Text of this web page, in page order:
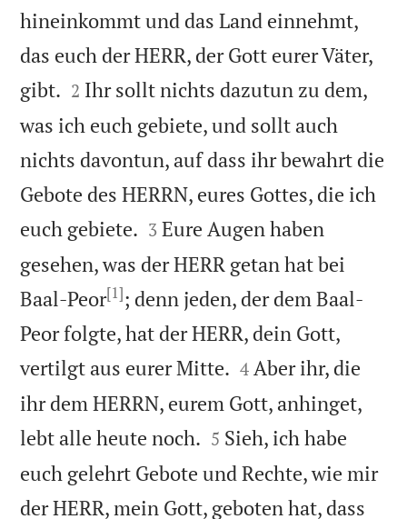
hineinkommt und das Land einnehmt,
das euch der HERR, der Gott eurer Väter,
gibt. 

2 Ihr sollt nichts dazutun zu dem,
was ich euch gebiete, und sollt auch
nichts davontun, auf dass ihr bewahrt die
Gebote des HERRN, eures Gottes, die ich
euch gebiete. 

3 Eure Augen haben
gesehen, was der HERR getan hat bei
Baal-Peor[1]; denn jeden, der dem Baal-
Peor folgte, hat der HERR, dein Gott,
vertilgt aus eurer Mitte. 

4 Aber ihr, die
ihr dem HERRN, eurem Gott, anhinget,
lebt alle heute noch. 

5 Sieh, ich habe
euch gelehrt Gebote und Rechte, wie mir
der HERR, mein Gott, geboten hat, dass